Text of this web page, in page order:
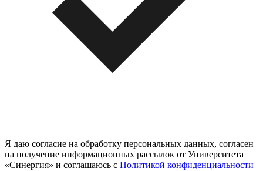
Я даю согласие на обработку персональных данных, согласен
на получение информационных рассылок от Университета
«Синергия» и соглашаюсь c Политикой конфиденциальности